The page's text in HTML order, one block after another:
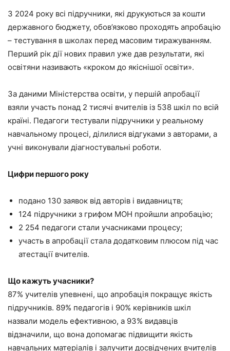
З 2024 року всі підручники, які друкуються за кошти
державного бюджету, обов’язково проходять апробацію
– тестування в школах перед масовим тиражуванням.
Перший рік дії нових правил уже дав результати, які
освітяни називають «кроком до якіснішої освіти».
За даними Міністерства освіти, у першій апробації
взяли участь понад 2 тисячі вчителів із 538 шкіл по всій
країні. Педагоги тестували підручники у реальному
навчальному процесі, ділилися відгуками з авторами, а
учні виконували діагностувальні роботи.
Цифри першого року
подано 130 заявок від авторів і видавництв;
124 підручники з грифом МОН пройшли апробацію;
2 254 педагоги стали учасниками процесу;
участь в апробації стала додатковим плюсом під час
атестації вчителів.
Що кажуть учасники?
87% учителів упевнені, що апробація покращує якість
підручників. 89% педагогів і 90% керівників шкіл
назвали модель ефективною, а 93% видавців
відзначили, що вона допомагає підвищити якість
навчальних матеріалів і залучити досвідчених вчителів